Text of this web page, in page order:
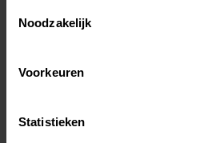
Noodzakelijk
Voorkeuren
Statistieken